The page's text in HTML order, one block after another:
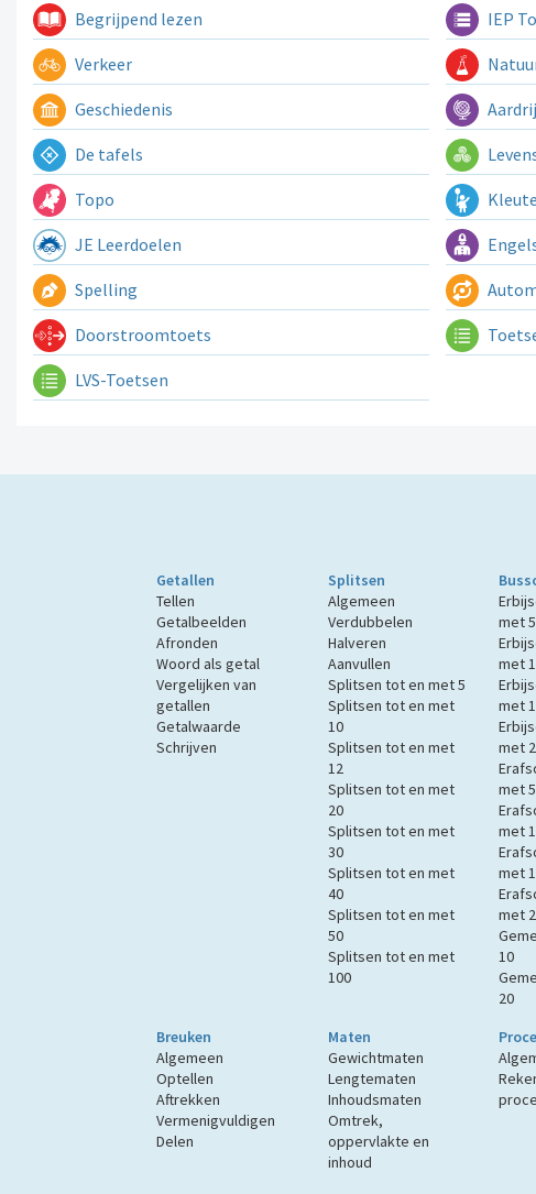
Begrijpend lezen IEP
Verkeer
Geschiedenis
De tafels
Topo
JE Leerdoelen
Spelling
Doorstroomtoets
LVS-Toetsen
Getallen
Tellen
Getalbeelden
Afronden
Woord als getal
Vergelijken van
getallen
Getalwaarde
Schrijven
Splitsen
Algemeen
Verdubbelen
Halveren
Aanvullen
Splitsen tot en met 5
Splitsen tot en met
10
Splitsen tot en met
12
Splitsen tot en met
20
Splitsen tot en met
30
Splitsen tot en met
40
Splitsen tot en met
50
Splitsen tot en met
100
met 5
met
met
met
met 5
met
met
met
10
20
Breuken
Algemeen
Optellen
Aftrekken
Vermenigvuldigen
Delen
Maten
Gewichtmaten
Lengtematen
Inhoudsmaten
Omtrek,
oppervlakte en
inhoud